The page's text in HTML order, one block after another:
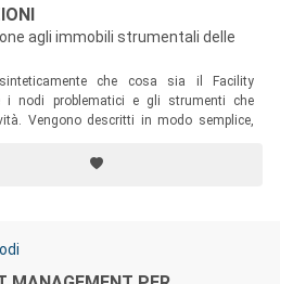
agli immobili strumentali delle
che cosa sia il Facility
i nodi problematici e gli strumenti che
Vengono descritti in modo semplice,
o, meglio, agli immobili che queste
attività.